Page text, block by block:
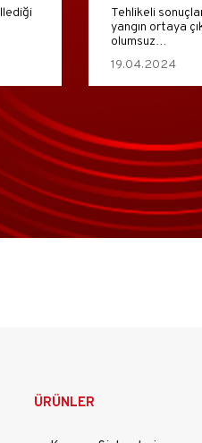
Tehlikeli
yangın ortaya
olumsuz…
19.04.2024
ÜRÜNLER